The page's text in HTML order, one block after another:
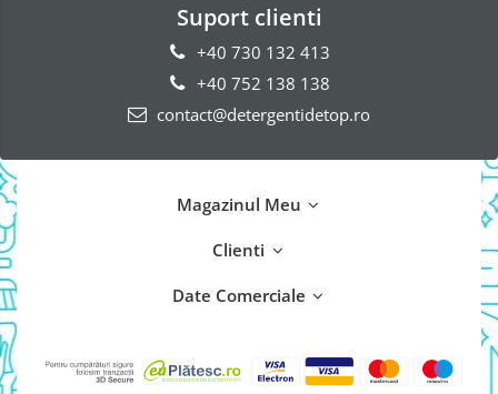
Suport clienti
+40 730 132 413
+40 752 138 138
contact@detergentidetop.ro
Magazinul Meu
Clienti
Date Comerciale